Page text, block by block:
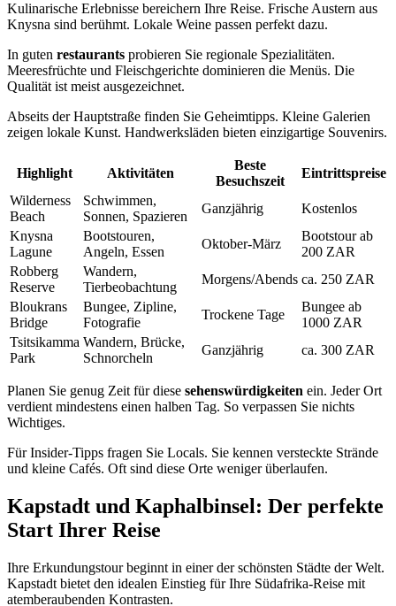
Kulinarische Erlebnisse bereichern Ihre Reise. Frische Austern aus
Knysna sind berühmt. Lokale Weine passen perfekt dazu.
In guten restaurants probieren Sie regionale Spezialitäten.
Meeresfrüchte und Fleischgerichte dominieren die Menüs. Die
Qualität ist meist ausgezeichnet.
Abseits der Hauptstraße finden Sie Geheimtipps. Kleine Galerien
zeigen lokale Kunst. Handwerksläden bieten einzigartige Souvenirs.
Highlight Aktivitäten
Beste
Besuchszeit
Eintrittspreise
Wilderness
Beach
Schwimmen,
Sonnen, Spazieren
Ganzjährig
Kostenlos
Knysna
Lagune
Bootstouren,
Angeln, Essen
Oktober-März
Bootstour ab
200 ZAR
Robberg
Reserve
Wandern,
Tierbeobachtung
Morgens/Abends ca. 250 ZAR
Bloukrans
Bridge
Bungee, Zipline,
Fotografie
Trockene Tage
Bungee ab
1000 ZAR
Tsitsikamma
Park
Wandern, Brücke,
Schnorcheln
Ganzjährig ca. 300 ZAR
Planen Sie genug Zeit für diese sehenswürdigkeiten ein. Jeder Ort
verdient mindestens einen halben Tag. So verpassen Sie nichts
Wichtiges.
Für Insider-Tipps fragen Sie Locals. Sie kennen versteckte Strände
und kleine Cafés. Oft sind diese Orte weniger überlaufen.
Kapstadt und Kaphalbinsel: Der perfekte
Start Ihrer Reise
Ihre Erkundungstour beginnt in einer der schönsten Städte der Welt.
Kapstadt bietet den idealen Einstieg für Ihre Südafrika-Reise mit
atemberaubenden Kontrasten.